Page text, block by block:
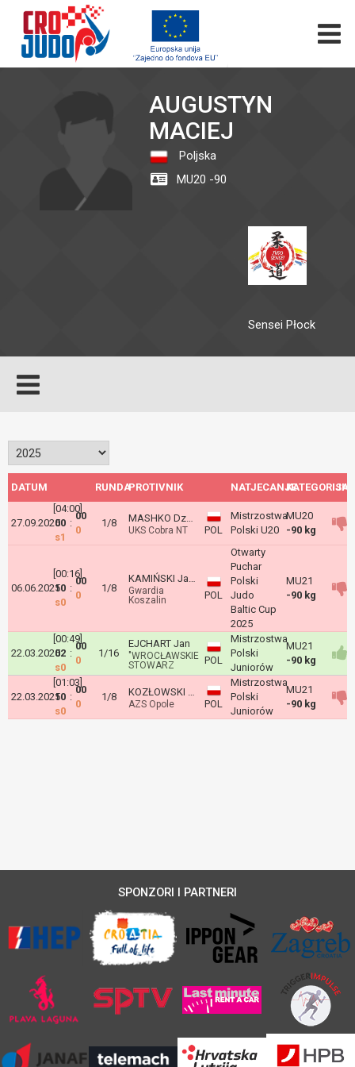
AUGUSTYN
MACIEJ
Poljska
MU20 -90
Sensei Płock
DATUM RUNDAPROTIVNIK NATJECANJEKATEGORIJA
27.09.2025
[04:00]
00
s1
:
00
0
1/8 MASHKO Dzmitry
UKS Cobra NT POL
Mistrzostwa
Polski U20
MU20
-90 kg
06.06.2025
[00:16]
10
s0
:
00
0
1/8
KAMIŃSKI Jakub
Gwardia
Koszalin
POL
Otwarty
Puchar
Polski
Judo
Baltic Cup
2025
MU21
-90 kg
22.03.2025
[00:49]
02
s0
:
00
0
1/16
EJCHART Jan
"WROCŁAWSKIE
STOWARZ
POL
Mistrzostwa
Polski
Juniorów
MU21
-90 kg
22.03.2025
[01:03]
10
s0
:
00
0
1/8 KOZŁOWSKI Maciej
AZS Opole POL
Mistrzostwa
Polski
Juniorów
MU21
-90 kg
SPONZORI I PARTNERI